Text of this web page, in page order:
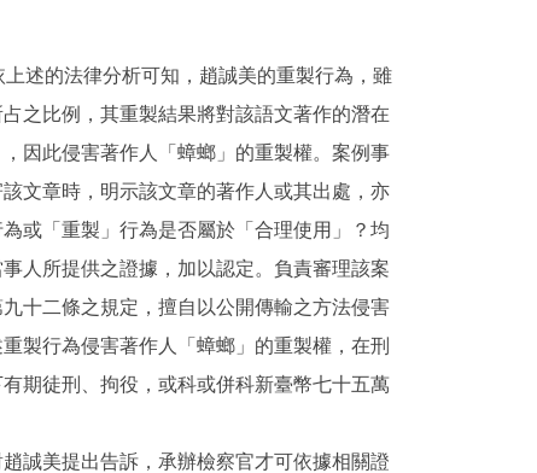
述的法律分析可知，趙誠美的重製行為，雖
之比例，其重製結果將對該語文著作的潛在
因此侵害著作人「蟑螂」的重製權。案例事
文章時，明示該文章的著作人或其出處，亦
或「重製」行為是否屬於「合理使用」？均
人所提供之證據，加以認定。負責審理該案
十二條之規定，擅自以公開傳輸之方法侵害
製行為侵害著作人「蟑螂」的重製權，在刑
期徒刑、拘役，或科或併科新臺幣七十五萬
誠美提出告訴，承辦檢察官才可依據相關證